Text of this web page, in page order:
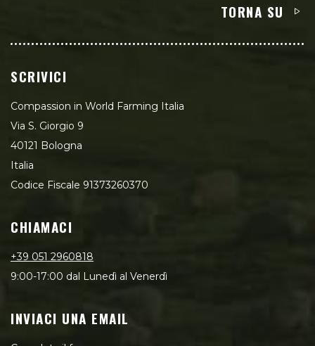
TORNA SU
SCRIVICI
Compassion in World Farming Italia
Via S. Giorgio 9
40121 Bologna
Italia
Codice Fiscale 91373260370
CHIAMACI
+39 051 2960818
9:00-17:00 dal Lunedì al Venerdì
INVIACI UNA EMAIL